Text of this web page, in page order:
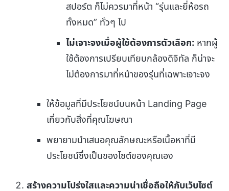
สปอร์ต ก็ไม่ควรมาที่หน้า “รุ่นและยี่ห้อรถ
ทั้งหมด” ทั่วๆ ไป
ไม่เจาะจงเมื่อผู้ใช้ต้องการตัวเลือก: หากผู้
ใช้ต้องการเปรียบเทียบกล้องดิจิทัล ก็น่าจะ
ไม่ต้องการมาที่หน้าของรุ่นที่เฉพาะเจาะจง
ให้ข้อมูลที่มีประโยชน์บนหน้า Landing Page
เกี่ยวกับสิ่งที่คุณโฆษณา
พยายามนำเสนอคุณลักษณะหรือเนื้อหาที่มี
ประโยชน์ซึ่งเป็นของไซต์ของคุณเอง
สร้างความโปร่งใสและความน่าเชื่อถือให้กับเว็บไซต์